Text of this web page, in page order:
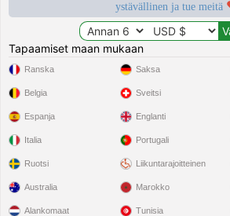
ystävällinen ja tue meitä
Tapaamiset maan mukaan
Ranska
Belgia
Espanja
Italia
Ruotsi
Saksa
Sveitsi
Englanti
Portugali
Liikuntarajoitteinen
Australia
Alankomaat
Marokko
Tunisia